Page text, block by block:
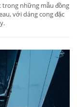
trong những mẫu đồng
với dáng cong đặc